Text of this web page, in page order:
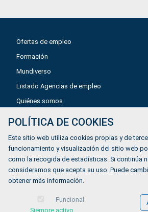
Ofertas de empleo
Formación
Mundiverso
Listado Agencias de empleo
Quiénes somos
Política de privacidad
Política de Cookies
Accesibilidad
POLÍTICA DE COOKIES
Este sitio web utiliza cookies propias y de
funcionamiento y visualización del sitio web
como la recogida de estadísticas. Si continúa
consideramos que acepta su uso. Puede
obtener más información.
Funcional
Siempre activo